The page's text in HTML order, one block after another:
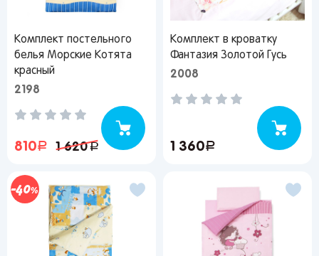
Комплект постельного
белья Морские Котята
красный
2198
810руб. 1 620руб.
Комплект в кроватку
Фантазия Золотой Гусь
2008
1 360руб.
40